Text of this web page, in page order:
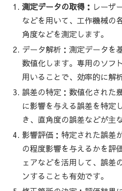
測定データの取得： レーザ
などを用いて、工作機械の
角度などを測定します。
データ解析：測定データを
数値化します。専用のソフ
用いることで、効率的に解
誤差の特定：数値化された
に影響を与える誤差を特定
き、直角度の誤差などが主
影響評価：特定された誤差
の程度影響を与えるかを評
ェアなどを活用して、誤差
ンすることも有効です。